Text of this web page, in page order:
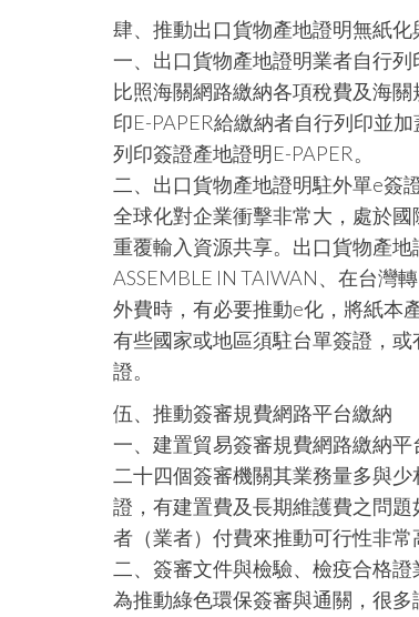
肆、推動出口貨物產地證明無紙化
一、出口貨物產地證明業者自行列
比照海關網路繳納各項稅費及海
印E-PAPER給繳納者自行列印並
列印簽證產地證明E-PAPER。
二、出口貨物產地證明駐外單e簽
全球化對企業衝擊非常大，處於
重覆輸入資源共享。出口貨物產
ASSEMBLE IN TAIWAN、在台灣
外費時，有必要推動e化，將紙本
有些國家或地區須駐台單簽證，
證。
伍、推動簽審規費網路平台繳納
一、建置貿易簽審規費網路繳納平
二十四個簽審機關其業務量多與
證，有建置費及長期維護費之問
者（業者）付費來推動可行性非常
二、簽審文件與檢驗、檢疫合格證
為推動綠色環保簽審與通關，很